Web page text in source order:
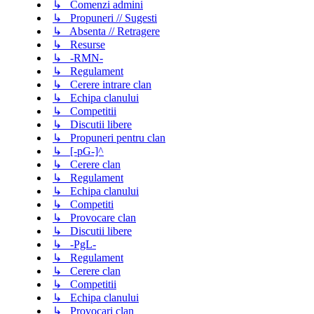
↳ Comenzi admini
↳ Propuneri // Sugesti
↳ Absenta // Retragere
↳ Resurse
↳ -RMN-
↳ Regulament
↳ Cerere intrare clan
↳ Echipa clanului
↳ Competitii
↳ Discutii libere
↳ Propuneri pentru clan
↳ [-pG-]^
↳ Cerere clan
↳ Regulament
↳ Echipa clanului
↳ Competiti
↳ Provocare clan
↳ Discutii libere
↳ -PgL-
↳ Regulament
↳ Cerere clan
↳ Competitii
↳ Echipa clanului
↳ Provocari clan